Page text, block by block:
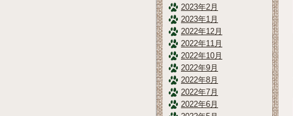
2023年2月
2023年1月
2022年12月
2022年11月
2022年10月
2022年9月
2022年8月
2022年7月
2022年6月